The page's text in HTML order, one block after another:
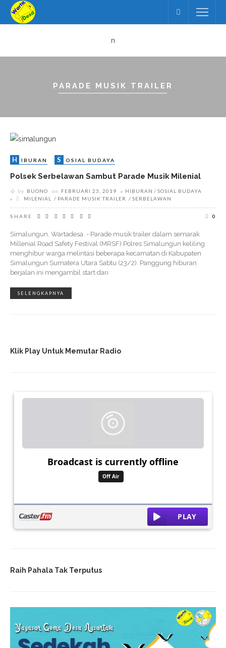
n
PARADE MUSIK TRAILER
H IBURAN S OSIAL BUDAYA
Polsek Serbelawan Sambut Parade Musik Milenial
by BUONO on FEBRUARI 23, 2019 HIBURAN
SOSIAL BUDAYA
MILENIAL
PARADE MUSIK TRAILER SERBELAWAN
SHARE 0
Simalungun, Wartadesa. - Parade musik trailer dalam semarak
Millenial Road Safety Festival (MRSF) Polres Simalungun keliling
menghibur warga melintasi beberapa kecamatan di Kabupaten
Simalungun Sumatera Utara Sabtu (23/2). Panggung hiburan
berjalan ini mengambil start dari
SELENGKAPNYA
Klik Play Untuk Memutar Radio
Raih Pahala Tak Terputus